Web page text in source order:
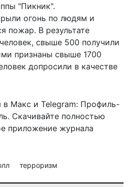
"Пикник".
огонь по людям и
пожар. В результате
свыше 500 получили
признаны свыше 1700
допросили в качестве
в Макс и Telegram: Профиль-
. Скачивайте полностью
приложение журнала
терроризм